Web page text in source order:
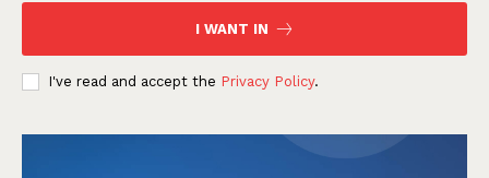
I WANT IN
I've read and accept the Privacy Policy.